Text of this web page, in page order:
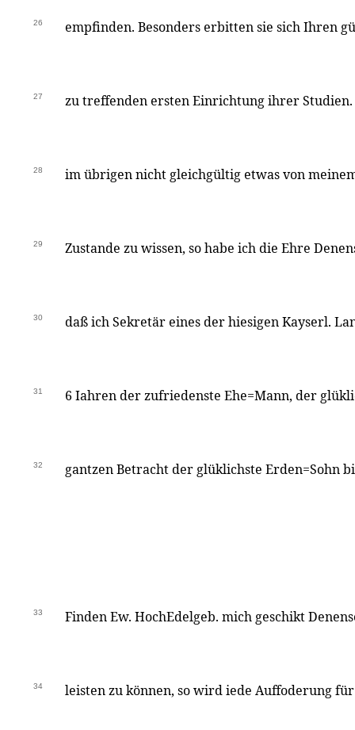
26 empfinden. Besonders erbitten sie sich Ihren
27 zu treffenden ersten Einrichtung ihrer Studien.
28 im übrigen nicht gleichgültig etwas von
29 Zustande zu wissen, so habe ich die Ehre
30 daß ich Sekretär eines der hiesigen Kayserl.
31 6 Iahren der zufriedenste Ehe=Mann, der
32 gantzen Betracht der glüklichste Erden=Sohn
33 Finden Ew. HochEdelgeb. mich geschikt
34 leisten zu können, so wird iede Auffoderung